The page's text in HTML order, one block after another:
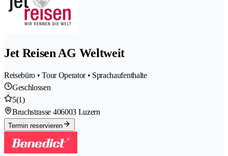
Jet Reisen AG Weltweit
Reisebüro • Tour Operator • Sprachaufenthalte
Geschlossen
5(1)
Bruchstrasse 406003 Luzern
Termin reservieren